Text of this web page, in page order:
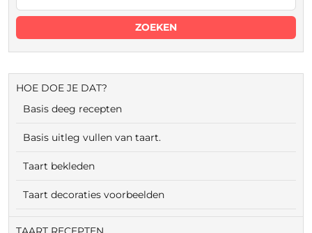
HOE DOE JE DAT?
Basis deeg recepten
Basis uitleg vullen van taart.
Taart bekleden
Taart decoraties voorbeelden